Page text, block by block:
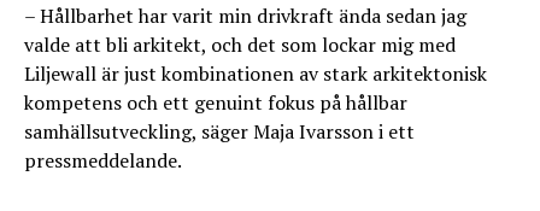
– Hållbarhet har varit min drivkraft ända sedan jag
valde att bli arkitekt, och det som lockar mig med
Liljewall är just kombinationen av stark arkitektonisk
kompetens och ett genuint fokus på hållbar
samhällsutveckling, säger Maja Ivarsson i ett
pressmeddelande.